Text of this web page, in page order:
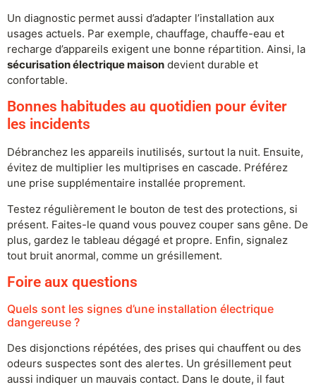
Un diagnostic permet aussi d’adapter l’installation aux
usages actuels. Par exemple, chauffage, chauffe-eau et
recharge d’appareils exigent une bonne répartition. Ainsi, la
sécurisation électrique maison devient durable et
confortable.
Bonnes habitudes au quotidien pour éviter
les incidents
Débranchez les appareils inutilisés, surtout la nuit. Ensuite,
évitez de multiplier les multiprises en cascade. Préférez
une prise supplémentaire installée proprement.
Testez régulièrement le bouton de test des protections, si
présent. Faites-le quand vous pouvez couper sans gêne. De
plus, gardez le tableau dégagé et propre. Enfin, signalez
tout bruit anormal, comme un grésillement.
Foire aux questions
Quels sont les signes d’une installation électrique
dangereuse ?
Des disjonctions répétées, des prises qui chauffent ou des
odeurs suspectes sont des alertes. Un grésillement peut
aussi indiquer un mauvais contact. Dans le doute, il faut